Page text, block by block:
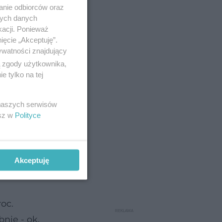
lat
- ok.
odbiorców oraz
danych
Ponieważ
„Akceptuję”.
znajdujący
użytkownika,
tylko na tej
serwisów
w Polityce
Akceptuję